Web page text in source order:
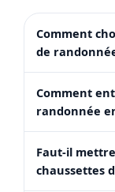
Comment
de
Comment
randonnée
Faut-il
chaussettes